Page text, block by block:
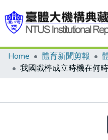
Communities & Collections
Home 體育新聞剪報